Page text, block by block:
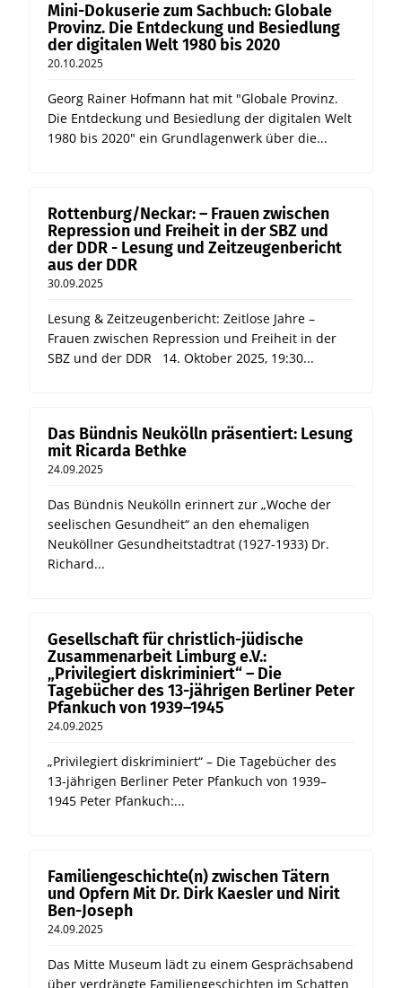
Mini-Dokuserie zum Sachbuch: Globale
Provinz. Die Entdeckung und Besiedlung
der digitalen Welt 1980 bis 2020
20.10.2025
Georg Rainer Hofmann hat mit "Globale Provinz.
Die Entdeckung und Besiedlung der digitalen Welt
1980 bis 2020" ein Grundlagenwerk über die...
Rottenburg/Neckar: – Frauen zwischen
Repression und Freiheit in der SBZ und
der DDR - Lesung und Zeitzeugenbericht
aus der DDR
30.09.2025
Lesung & Zeitzeugenbericht: Zeitlose Jahre –
Frauen zwischen Repression und Freiheit in der
SBZ und der DDR 14. Oktober 2025, 19:30...
Das Bündnis Neukölln präsentiert: Lesung
mit Ricarda Bethke
24.09.2025
Das Bündnis Neukölln erinnert zur „Woche der
seelischen Gesundheit“ an den ehemaligen
Neuköllner Gesundheitstadtrat (1927-1933) Dr.
Richard...
Gesellschaft für christlich-jüdische
Zusammenarbeit Limburg e.V.:
„Privilegiert diskriminiert“ – Die
Tagebücher des 13-jährigen Berliner Peter
Pfankuch von 1939–1945
24.09.2025
„Privilegiert diskriminiert“ – Die Tagebücher des
13-jährigen Berliner Peter Pfankuch von 1939–
1945 Peter Pfankuch:...
Familiengeschichte(n) zwischen Tätern
und Opfern Mit Dr. Dirk Kaesler und Nirit
Ben-Joseph
24.09.2025
Das Mitte Museum lädt zu einem Gesprächsabend
über verdrängte Familiengeschichten im Schatten